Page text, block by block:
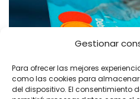
Gestionar
Para ofrecer las mejores
como las cookies para
del dispositivo. El consentimiento